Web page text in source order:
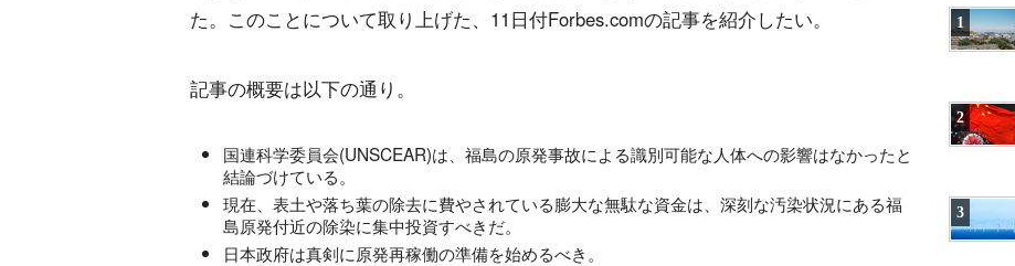
た。このことについて取り上げた、11日付Forbes.comの記事を紹介したい。
記事の概要は以下の通り。
国連科学委員会(UNSCEAR)は、福島の原発事故による識別可能な人体への影響はなかったと
結論づけている。
現在、表土や落ち葉の除去に費やされている膨大な無駄な資金は、深刻な汚染状況にある福
島原発付近の除染に集中投資すべきだ。
日本政府は真剣に原発再稼働の準備を始めるべき。
1
2
3